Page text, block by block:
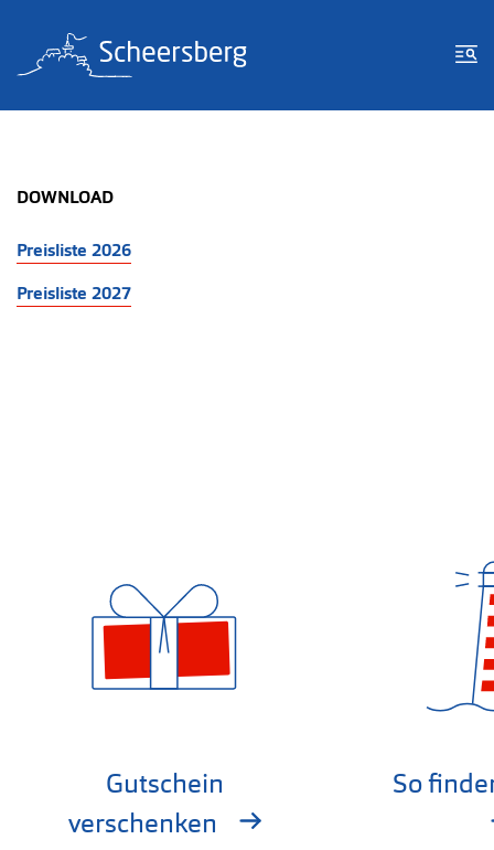
Zum Inhalt springen
Zur Fußzeile springen
DOWNLOAD
Preisliste 2026
Preisliste 2027
Gutschein
verschenken
So